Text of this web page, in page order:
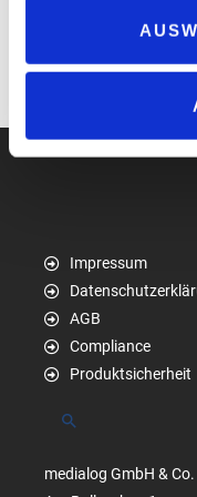
ermöglicht und so die
Impressum
AGB
Compliance
Produktsicherheit
Suchen
medialog GmbH & Co.